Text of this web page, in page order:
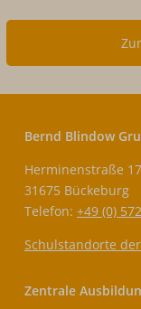
Bernd Blindow
Herminenstraße
31675 Bückeburg
Telefon: +49 (0)
Schulstandorte
Zentrale